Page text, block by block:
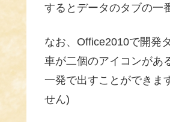
するとデータのタブの一
なお、Office2010で開発
車が二個のアイコンがあ
一発で出すことができま
せん)